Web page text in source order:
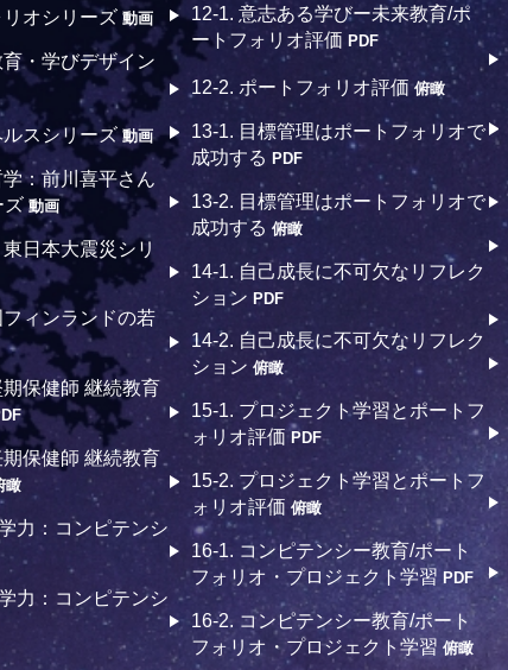
リオシリーズ動画
・学びデザイン
ルスシリーズ動画
：前川喜平さん
ズ動画
日本大震災シリ
ィンランドの若
保健師 継続教育
保健師 継続教育
瞰
力：コンピテンシ
力：コンピテンシ
12-1. 意志ある学びー未来教育/ポ
ートフォリオ評価 PDF
12-2. ポートフォリオ評価俯瞰
13-1. 目標管理はポートフォリオで
成功する PDF
13-2. 目標管理はポートフォリオで
成功する 俯瞰
14-1. 自己成長に不可欠なリフレク
ション PDF
14-2. 自己成長に不可欠なリフレク
ション 俯瞰
15-1. プロジェクト学習とポートフ
ォリオ評価PDF
15-2. プロジェクト学習とポートフ
ォリオ評価 俯瞰
16-1. コンピテンシー教育/ポート
フォリオ・プロジェクト学習 PDF
16-2. コンピテンシー教育/ポート
フォリオ・プロジェクト学習 俯瞰